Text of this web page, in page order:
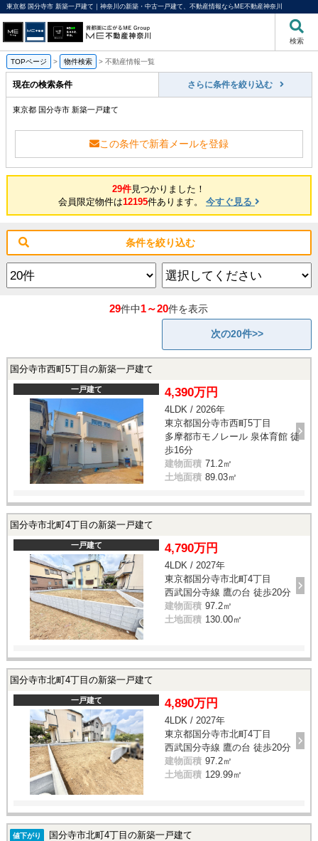
東京都 国分寺市 新築一戸建て｜神奈川の新築・中古一戸建て、不動産情報ならME不動産神奈川
検索
TOPページ > 物件検索 > 不動産情報一覧
現在の検索条件 さらに条件を絞り込む
東京都 国分寺市 新築一戸建て
この条件で新着メールを登録
29件見つかりました！
会員限定物件は12195件あります。 今すぐ見る
条件を絞り込む
29件中1～20件を表示
次の20件>>
国分寺市西町5丁目の新築一戸建て
一戸建て 4,390万円
4LDK / 2026年
東京都国分寺市西町5丁目
多摩都市モノレール 泉体育館 徒
歩16分
建物面積 71.2㎡
土地面積 89.03㎡
国分寺市北町4丁目の新築一戸建て
一戸建て 4,790万円
4LDK / 2027年
東京都国分寺市北町4丁目
西武国分寺線 鷹の台 徒歩20分
建物面積 97.2㎡
土地面積 130.00㎡
国分寺市北町4丁目の新築一戸建て
一戸建て 4,890万円
4LDK / 2027年
東京都国分寺市北町4丁目
西武国分寺線 鷹の台 徒歩20分
建物面積 97.2㎡
土地面積 129.99㎡
値下がり 国分寺市北町4丁目の新築一戸建て